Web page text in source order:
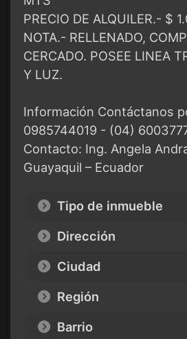
PRECIO DE ALQUILER.- $
NOTA.- RELLENADO,
CERCADO. POSEE LINEA
Y LUZ.
Información Contáctanos
0985744019 - (04)
Contacto: Ing. Angela
Guayaquil – Ecuador
Tipo de inmueble
Dirección
Ciudad
Región
Barrio